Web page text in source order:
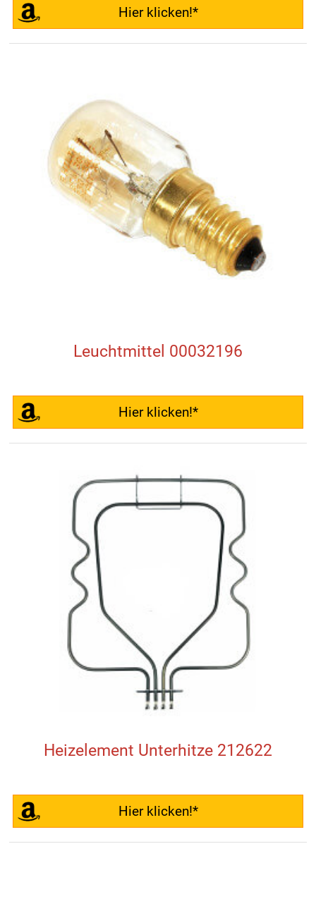
Hier klicken!*
Leuchtmittel 00032196
Hier klicken!*
Heizelement Unterhitze 212622
Hier klicken!*